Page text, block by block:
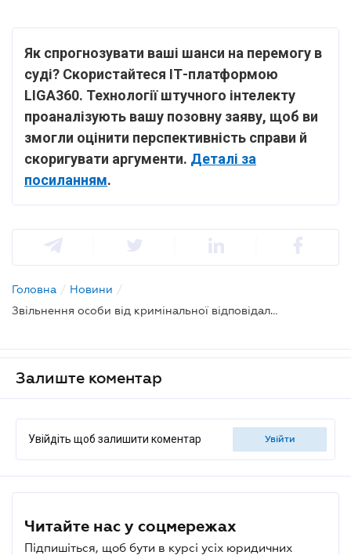
Як спрогнозувати ваші шанси на перемогу в
суді? Скористайтеся ІТ-платформою
LIGA360. Технології штучного інтелекту
проаналізують вашу позовну заяву, щоб ви
змогли оцінити перспективність справи й
скоригувати аргументи. Деталі за
посиланням.
Головна / Новини /
Звільнення особи від кримінальної відповідальності у зв'язку із закінченням строків давності: ВС пояснив особливості
Залиште коментар
Увійдіть щоб залишити коментар увійти
Читайте нас у соцмережах
Підпишіться, щоб бути в курсі усіх юридичних